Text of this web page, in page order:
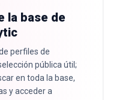
la base de
perfiles de
pública útil;
en toda la base,
y acceder a